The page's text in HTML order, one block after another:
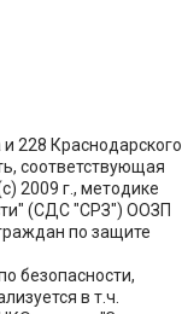
228 Краснодарского
соответствующая
2009 г., методике
(СДС "СРЗ") ООЗП
по защите
безопасности,
в т.ч.